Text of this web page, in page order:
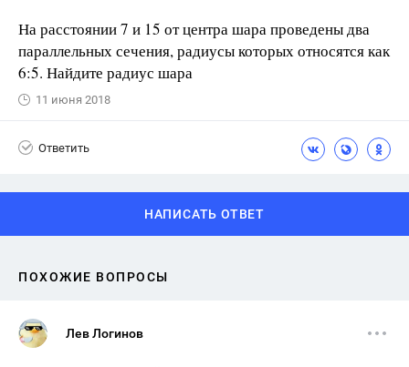
На расстоянии 7 и 15 от центра шара проведены два
параллельных сечения, радиусы которых относятся как
6:5. Найдите радиус шара
11 июня 2018
Ответить
НАПИСАТЬ ОТВЕТ
ПОХОЖИЕ ВОПРОСЫ
Лев Логинов